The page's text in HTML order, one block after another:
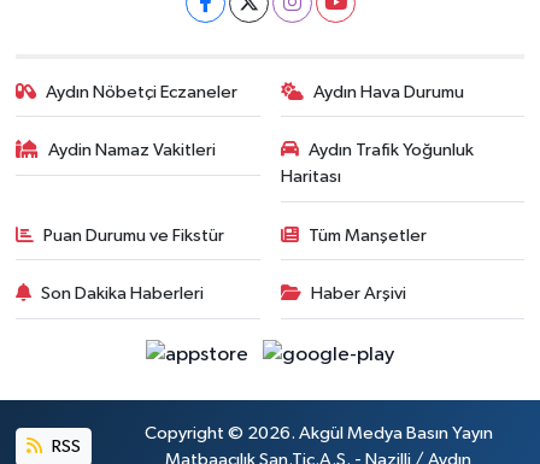
Aydın Nöbetçi Eczaneler Aydın Hava Durumu
Aydin Namaz Vakitleri
Aydın Trafik Yoğunluk
Haritası
Puan Durumu ve Fikstür Tüm Manşetler
Son Dakika Haberleri Haber Arşivi
RSS
Copyright © 2026. Akgül Medya Basın Yayın
Matbaacılık San.Tic.A.Ş. - Nazilli / Aydın